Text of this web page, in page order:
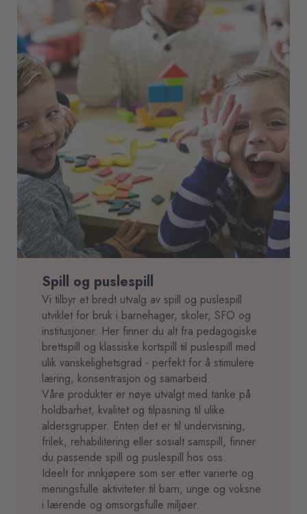
Spill og puslespill
Vi tilbyr et bredt utvalg av spill og puslespill
utviklet for bruk i barnehager, skoler, SFO og
institusjoner. Her finner du alt fra pedagogiske
brettspill og klassiske kortspill til puslespill med
ulik vanskelighetsgrad - perfekt for å stimulere
læring, konsentrasjon og samarbeid.
Våre produkter er nøye utvalgt med tanke på
holdbarhet, kvalitet og tilpasning til ulike
aldersgrupper. Enten det er til undervisning,
frilek, rehabilitering eller sosialt samspill, finner
du passende spill og puslespill hos oss.
Ideelt for innkjøpere som ser etter varierte og
meningsfulle aktiviteter til barn, unge og voksne
i lærende og omsorgsfulle miljøer.